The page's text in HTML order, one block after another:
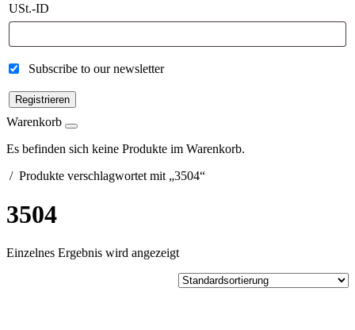
USt.-ID
Subscribe to our newsletter
Registrieren
Warenkorb
Es befinden sich keine Produkte im Warenkorb.
/ Produkte verschlagwortet mit „3504“
3504
Einzelnes Ergebnis wird angezeigt